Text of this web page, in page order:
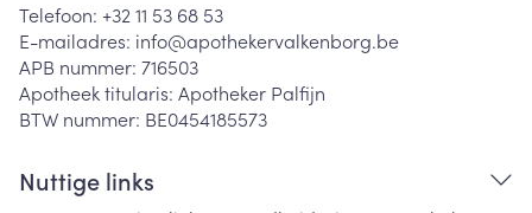
Telefoon: +32 11 53 68 53
E-mailadres: info@apothekervalkenborg.be
APB nummer: 716503
Apotheek titularis: Apotheker Palfijn
BTW nummer: BE0454185573
Nuttige links